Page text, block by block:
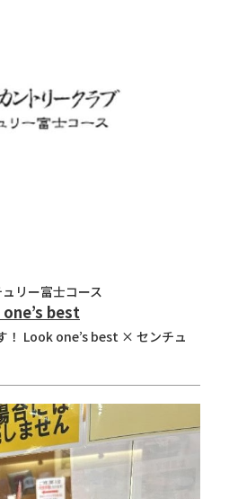
リー富士コース
best
！ Look one’s best × センチュ